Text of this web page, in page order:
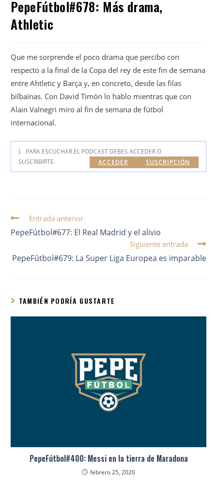
PepeFútbol#678: Más drama,
Athletic
Que me sorprende el poco drama que percibo con
respecto a la final de la Copa del rey de este fin de semana
entre Ahtletic y Barça y, en concreto, desde las filas
bilbaínas. Con David Timón lo hablo mientras que con
Alain Valnegri miro al fin de semana de fútbol
internacional.
PARA ESCUCHAR EL PODCAST DEBES ACCEDER O
SUSCRIBIRTE.
SUSCRIPCIÓN
ACCEDER
Entrada anterior
PepeFútbol#677: El Real Madrid y el alivio
Siguiente entrada
PepeFútbol#679: La Super Liga Europea es imparable
TAMBIÉN PODRÍA GUSTARTE
PepeFútbol#400: Messi en la tierra de Maradona
febrero 25, 2020